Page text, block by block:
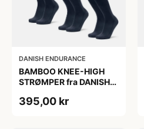
DANISH ENDURANCE
BAMBOO KNEE-HIGH
STRØMPER fra DANISH
6-Pak, Knæhøj, Bambus,
395,00 kr